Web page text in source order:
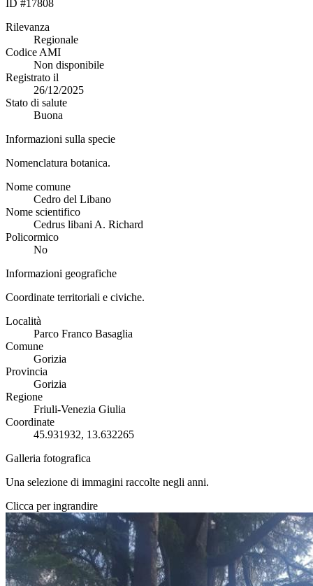
ID #17808
Rilevanza
Regionale
Codice AMI
Non disponibile
Registrato il
26/12/2025
Stato di salute
Buona
Informazioni sulla specie
Nomenclatura botanica.
Nome comune
Cedro del Libano
Nome scientifico
Cedrus libani A. Richard
Policormico
No
Informazioni geografiche
Coordinate territoriali e civiche.
Località
Parco Franco Basaglia
Comune
Gorizia
Provincia
Gorizia
Regione
Friuli-Venezia Giulia
Coordinate
45.931932, 13.632265
Galleria fotografica
Una selezione di immagini raccolte negli anni.
Clicca per ingrandire